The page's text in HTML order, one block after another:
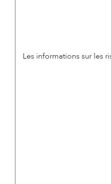
Les informations sur les